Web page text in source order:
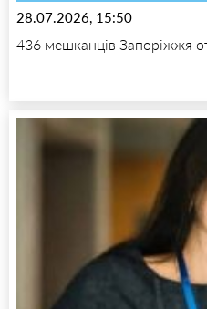
28.07.2026, 15:50
436 мешканців Запоріжжя